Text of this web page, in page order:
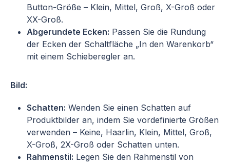
Button-Größe – Klein, Mittel, Groß, X-Groß oder
XX-Groß.
Abgerundete Ecken: Passen Sie die Rundung
der Ecken der Schaltfläche „In den Warenkorb“
mit einem Schieberegler an.
Bild:
Schatten: Wenden Sie einen Schatten auf
Produktbilder an, indem Sie vordefinierte Größen
verwenden – Keine, Haarlin, Klein, Mittel, Groß,
X-Groß, 2X-Groß oder Schatten unten.
Rahmenstil: Legen Sie den Rahmenstil von